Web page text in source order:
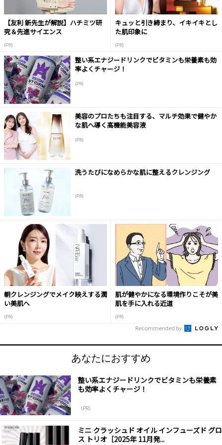
【友利 新先生が解説】ハチミツ研
究＆先進サイエンス
(PR)
キュッと引き締まり、イキイキとし
た肌印象に
(PR)
整い系エナジードリンクでビタミンも栄養素も効
率よくチャージ！
(PR)
美容のプロたちも注目する、マルチ効果で健やか
な肌へ導く高機能美容液
(PR)
洗うたびになめらかな肌に整えるクレンジング
(PR)
朝クレンジングでメイク映えする潤
い美肌へ
(PR)
肌が健やかになる環境作りこそが美
肌を手に入れる近道
(PR)
Recommended by
あなたにおすすめ
整い系エナジードリンクでビタミンも栄養素
も効率よくチャージ！
（PR）
ミニ クラッシュド オイル インフューズド グロ
ス トリオ［2025年 11月発...